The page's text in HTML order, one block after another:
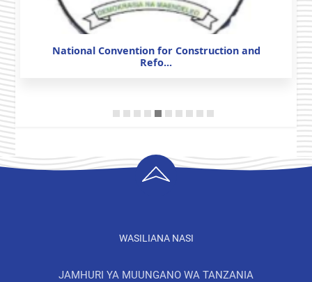
National Convention for Construction and
Refo...
WASILIANA NASI
JAMHURI YA MUUNGANO WA TANZANIA